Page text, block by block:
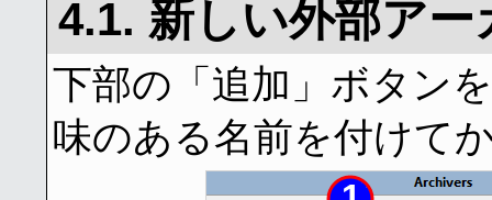
4.1. 新しい外部アー
下部の「追加」ボタン
味のある名前を付けて